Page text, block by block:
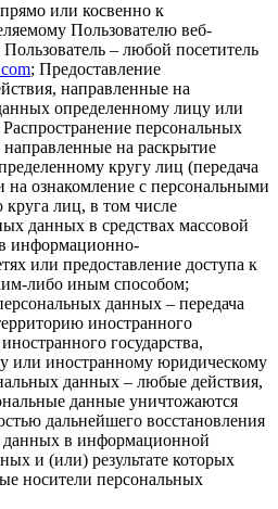
или косвенно к
Пользователю веб-
Пользователь – любой посетитель
; Предоставление
направленные на
определенному лицу или
персональных
на раскрытие
кругу лиц (передача
ознакомление с персональными
лиц, в том числе
данных в средствах массовой
информационно-
или предоставление доступа к
либо иным способом;
данных – передача
иностранного
государства,
или иностранному юридическому
данных – любые действия,
данные уничтожаются
дальнейшего восстановления
данных в информационной
и (или) результате которых
носители персональных